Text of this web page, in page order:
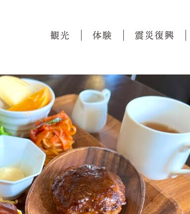
観光 体験 震災復興